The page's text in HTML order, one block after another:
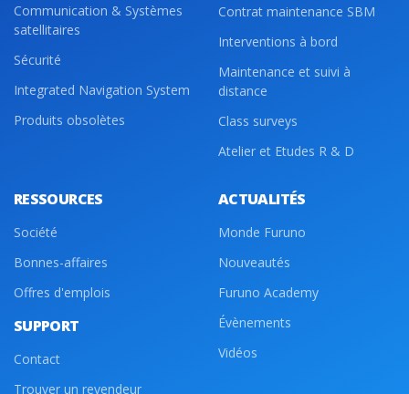
Communication & Systèmes
satellitaires
Sécurité
Integrated Navigation System
Produits obsolètes
Contrat maintenance SBM
Interventions à bord
Maintenance et suivi à
distance
Class surveys
Atelier et Etudes R & D
RESSOURCES
Société
Bonnes-affaires
Offres d'emplois
SUPPORT
Contact
Trouver un revendeur
ACTUALITÉS
Monde Furuno
Nouveautés
Furuno Academy
Évènements
Vidéos